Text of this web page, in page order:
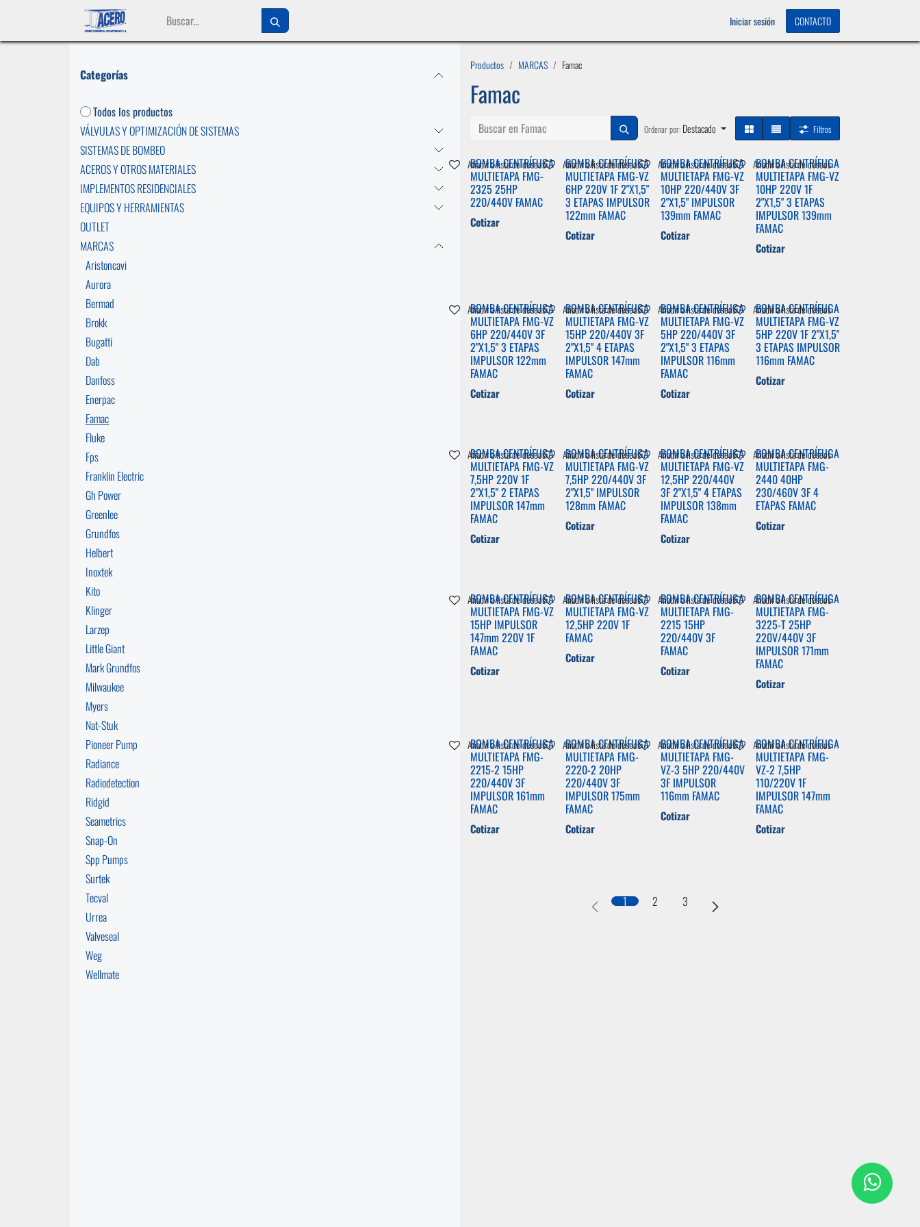
Iniciar sesión CONTACTO
Categorías
Todos los productos
VÁLVULAS Y OPTIMIZACIÓN DE SISTEMAS
SISTEMAS DE BOMBEO
ACEROS Y OTROS MATERIALES
IMPLEMENTOS RESIDENCIALES
EQUIPOS Y HERRAMIENTAS
OUTLET
MARCAS
Aristoncavi
Aurora
Bermad
Brokk
Bugatti
Dab
Danfoss
Enerpac
Famac
Fluke
Fps
Franklin Electric
Gh Power
Greenlee
Grundfos
Helbert
Inoxtek
Kito
Klinger
Larzep
Little Giant
Mark Grundfos
Milwaukee
Myers
Nat-Stuk
Pioneer Pump
Radiance
Radiodetection
Ridgid
Seametrics
Snap-On
Spp Pumps
Surtek
Tecval
Urrea
Valveseal
Weg
Wellmate
Productos MARCAS Famac
Famac
Ordenar por: Destacado Filtros
BOMBA CENTRÍFUGA
MULTIETAPA FMG-
2325 25HP
220/440V FAMAC
Cotizar
Añadir a lista de deseos BOMBA CENTRÍFUGA
MULTIETAPA FMG-VZ
6HP 220V 1F 2"X1,5"
3 ETAPAS IMPULSOR
122mm FAMAC
Cotizar
Añadir a lista de deseos BOMBA CENTRÍFUGA
MULTIETAPA FMG-VZ
10HP 220/440V 3F
2"X1,5" IMPULSOR
139mm FAMAC
Cotizar
Añadir a lista de deseos BOMBA CENTRÍFUGA
MULTIETAPA FMG-VZ
10HP 220V 1F
2"X1,5" 3 ETAPAS
IMPULSOR 139mm
FAMAC
Cotizar
Añadir a lista de deseos
BOMBA CENTRÍFUGA
MULTIETAPA FMG-VZ
6HP 220/440V 3F
2"X1,5" 3 ETAPAS
IMPULSOR 122mm
FAMAC
Cotizar
Añadir a lista de deseos BOMBA CENTRÍFUGA
MULTIETAPA FMG-VZ
15HP 220/440V 3F
2"X1,5" 4 ETAPAS
IMPULSOR 147mm
FAMAC
Cotizar
Añadir a lista de deseos BOMBA CENTRÍFUGA
MULTIETAPA FMG-VZ
5HP 220/440V 3F
2"X1,5" 3 ETAPAS
IMPULSOR 116mm
FAMAC
Cotizar
Añadir a lista de deseos BOMBA CENTRÍFUGA
MULTIETAPA FMG-VZ
5HP 220V 1F 2"X1,5"
3 ETAPAS IMPULSOR
116mm FAMAC
Cotizar
Añadir a lista de deseos
BOMBA CENTRÍFUGA
MULTIETAPA FMG-VZ
7,5HP 220V 1F
2"X1,5" 2 ETAPAS
IMPULSOR 147mm
FAMAC
Cotizar
Añadir a lista de deseos BOMBA CENTRÍFUGA
MULTIETAPA FMG-VZ
7,5HP 220/440V 3F
2"X1,5" IMPULSOR
128mm FAMAC
Cotizar
Añadir a lista de deseos BOMBA CENTRÍFUGA
MULTIETAPA FMG-VZ
12,5HP 220/440V
3F 2"X1,5" 4 ETAPAS
IMPULSOR 138mm
FAMAC
Cotizar
Añadir a lista de deseos BOMBA CENTRÍFUGA
MULTIETAPA FMG-
2440 40HP
230/460V 3F 4
ETAPAS FAMAC
Cotizar
Añadir a lista de deseos
BOMBA CENTRÍFUGA
MULTIETAPA FMG-VZ
15HP IMPULSOR
147mm 220V 1F
FAMAC
Cotizar
Añadir a lista de deseos BOMBA CENTRÍFUGA
MULTIETAPA FMG-VZ
12,5HP 220V 1F
FAMAC
Cotizar
Añadir a lista de deseos BOMBA CENTRÍFUGA
MULTIETAPA FMG-
2215 15HP
220/440V 3F
FAMAC
Cotizar
Añadir a lista de deseos BOMBA CENTRÍFUGA
MULTIETAPA FMG-
3225-T 25HP
220V/440V 3F
IMPULSOR 171mm
FAMAC
Cotizar
Añadir a lista de deseos
BOMBA CENTRÍFUGA
MULTIETAPA FMG-
2215-2 15HP
220/440V 3F
IMPULSOR 161mm
FAMAC
Cotizar
Añadir a lista de deseos BOMBA CENTRÍFUGA
MULTIETAPA FMG-
2220-2 20HP
220/440V 3F
IMPULSOR 175mm
FAMAC
Cotizar
Añadir a lista de deseos BOMBA CENTRÍFUGA
MULTIETAPA FMG-
VZ-3 5HP 220/440V
3F IMPULSOR
116mm FAMAC
Cotizar
Añadir a lista de deseos BOMBA CENTRÍFUGA
MULTIETAPA FMG-
VZ-2 7,5HP
110/220V 1F
IMPULSOR 147mm
FAMAC
Cotizar
Añadir a lista de deseos
1 2 3